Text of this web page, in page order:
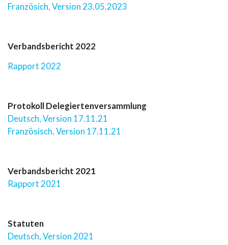
Französich, Version 23.05.2023
Verbandsbericht 2022
Rapport 2022
Protokoll Delegiertenversammlung
Deutsch, Version 17.11.21
Französisch, Version 17.11.21
Verbandsbericht 2021
Rapport 2021
Statuten
Deutsch, Version 2021